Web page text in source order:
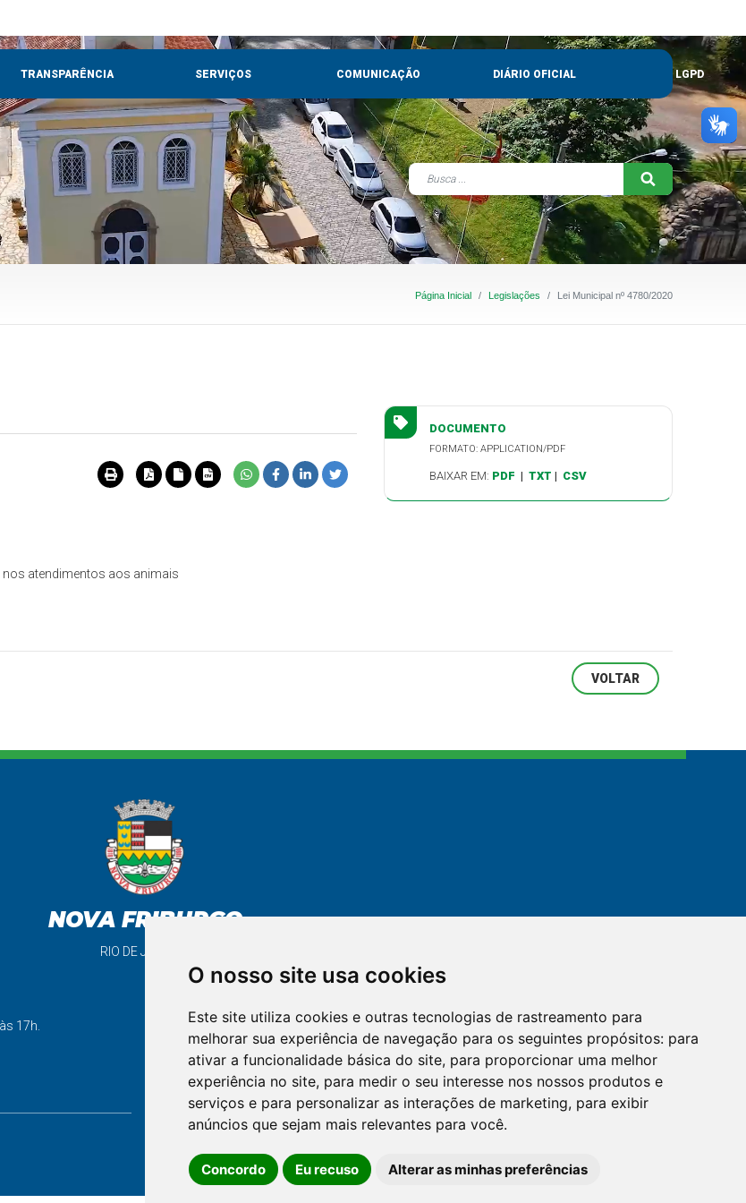
O nosso site usa cookies
Este site utiliza cookies e outras tecnologias de rastreamento para
melhorar sua experiência de navegação para os seguintes propósitos: para
ativar a funcionalidade básica do site, para proporcionar uma melhor
experiência no site, para medir o seu interesse nos nossos produtos e
serviços e para personalizar as interações de marketing, para exibir
anúncios que sejam mais relevantes para você.
Concordo Eu recuso Alterar as minhas preferências
TRANSPARÊNCIA SERVIÇOS COMUNICAÇÃO DIÁRIO OFICIAL LGPD
Página Inicial Legislações Lei Municipal nº 4780/2020
atendimentos aos animais
DOCUMENTO
FORMATO: APPLICATION/PDF
BAIXAR EM: PDF | TXT | CSV
VOLTAR
NOVA FRIBURGO
RIO DE JANEIRO
17h. support_agent
FALE CONOSCO
mail
OUVIDORIA
cloud_lock
LGPD